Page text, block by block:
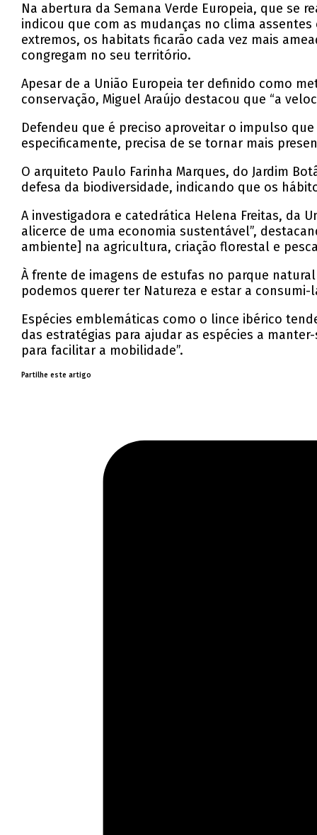
Na abertura da Semana Verde Europeia, que se
indicou que com as mudanças no clima
extremos, os habitats ficarão cada vez mais
congregam no seu território.
Apesar de a União Europeia ter definido como
conservação, Miguel Araújo destacou que “a
Defendeu que é preciso aproveitar o impulso
especificamente, precisa de se tornar mais
O arquiteto Paulo Farinha Marques, do Jardim
defesa da biodiversidade, indicando que os
A investigadora e catedrática Helena Freitas, da
alicerce de uma economia sustentável”,
ambiente] na agricultura, criação florestal e
À frente de imagens de estufas no parque
podemos querer ter Natureza e estar a consumi-
Espécies emblemáticas como o lince ibérico
das estratégias para ajudar as espécies a
para facilitar a mobilidade”.
Partilhe este artigo